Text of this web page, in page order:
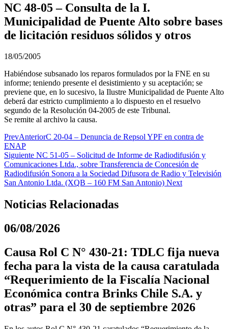
NC 48-05 – Consulta de la I.
Municipalidad de Puente Alto sobre bases
de licitación residuos sólidos y otros
18/05/2005
Habiéndose subsanado los reparos formulados por la FNE en su
informe; teniendo presente el desistimiento y su aceptación; se
previene que, en lo sucesivo, la Ilustre Municipalidad de Puente Alto
deberá dar estricto cumplimiento a lo dispuesto en el resuelvo
segundo de la Resolución 04-2005 de este Tribunal.
Se remite al archivo la causa.
PrevAnteriorC 20-04 – Denuncia de Repsol YPF en contra de
ENAP
Siguiente NC 51-05 – Solicitud de Informe de Radiodifusión y
Comunicaciones Ltda., sobre Transferencia de Concesión de
Radiodifusión Sonora a la Sociedad Difusora de Radio y Televisión
San Antonio Ltda. (XQB – 160 FM San Antonio) Next
Noticias Relacionadas
06/08/2026
Causa Rol C N° 430-21: TDLC fija nueva
fecha para la vista de la causa caratulada
“Requerimiento de la Fiscalía Nacional
Económica contra Brinks Chile S.A. y
otras” para el 30 de septiembre 2026